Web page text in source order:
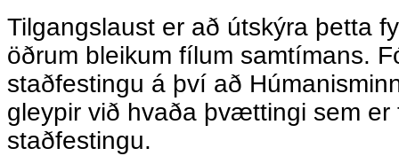
Tilgangslaust er að útskýra þetta
öðrum bleikum fílum samtímans.
staðfestingu á því að
gleypir við hvaða þvættingi sem er
staðfestingu.